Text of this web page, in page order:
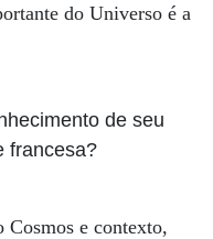
do Universo é a
de seu
francesa?
e contexto,